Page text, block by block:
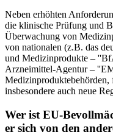
Neben erhöhten
die klinische Prüfung und
Überwachung von
von nationalen (z.B. das
und Medizinprodukte –
Arzneimittel-Agentur –
insbesondere auch neue
Wer ist EU-
er sich von den